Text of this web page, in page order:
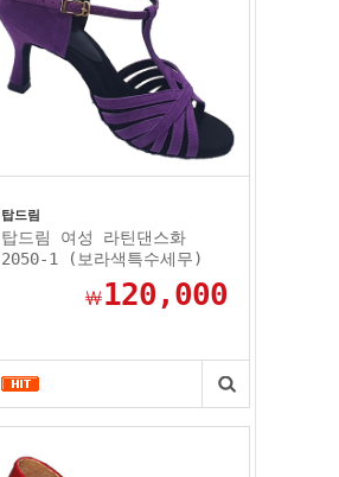
탑드림
탑드림 여성 라틴댄스화
2050-1 (보라색특수세무)
￦120,000